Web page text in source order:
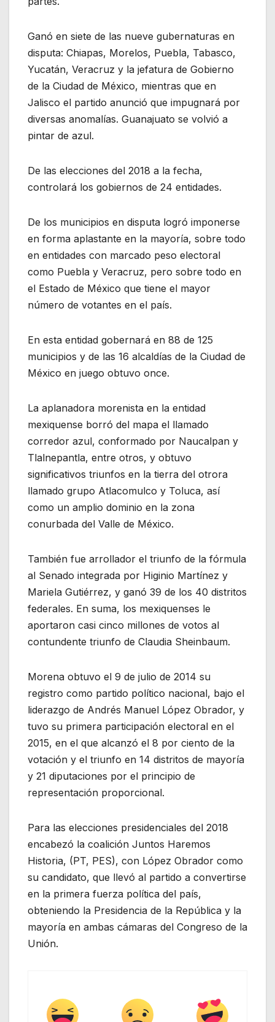
Ganó en siete de las nueve gubernaturas en
disputa: Chiapas, Morelos, Puebla, Tabasco,
Yucatán, Veracruz y la jefatura de Gobierno
de la Ciudad de México, mientras que en
Jalisco el partido anunció que impugnará por
diversas anomalías. Guanajuato se volvió a
pintar de azul.
De las elecciones del 2018 a la fecha,
controlará los gobiernos de 24 entidades.
De los municipios en disputa logró imponerse
en forma aplastante en la mayoría, sobre todo
en entidades con marcado peso electoral
como Puebla y Veracruz, pero sobre todo en
el Estado de México que tiene el mayor
número de votantes en el país.
En esta entidad gobernará en 88 de 125
municipios y de las 16 alcaldías de la Ciudad de
México en juego obtuvo once.
La aplanadora morenista en la entidad
mexiquense borró del mapa el llamado
corredor azul, conformado por Naucalpan y
Tlalnepantla, entre otros, y obtuvo
significativos triunfos en la tierra del otrora
llamado grupo Atlacomulco y Toluca, así
como un amplio dominio en la zona
conurbada del Valle de México.
También fue arrollador el triunfo de la fórmula
al Senado integrada por Higinio Martínez y
Mariela Gutiérrez, y ganó 39 de los 40 distritos
federales. En suma, los mexiquenses le
aportaron casi cinco millones de votos al
contundente triunfo de Claudia Sheinbaum.
Morena obtuvo el 9 de julio de 2014 su
registro como partido político nacional, bajo el
liderazgo de Andrés Manuel López Obrador, y
tuvo su primera participación electoral en el
2015, en el que alcanzó el 8 por ciento de la
votación y el triunfo en 14 distritos de mayoría
y 21 diputaciones por el principio de
representación proporcional.
Para las elecciones presidenciales del 2018
encabezó la coalición Juntos Haremos
Historia, (PT, PES), con López Obrador como
su candidato, que llevó al partido a convertirse
en la primera fuerza política del país,
obteniendo la Presidencia de la República y la
mayoría en ambas cámaras del Congreso de la
Unión.